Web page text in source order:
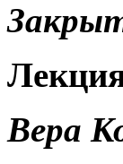
Вера